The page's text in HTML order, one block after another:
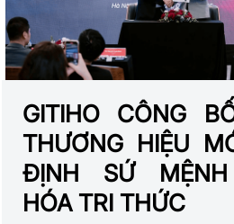
GITIHO CÔNG
THƯƠNG HIỆU
ĐỊNH SỨ MỆNH
HÓA TRI THỨC